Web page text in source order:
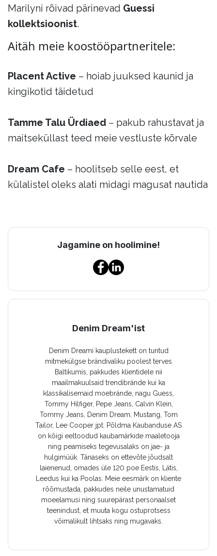
Marilyni rõivad pärinevad Guessi
kollektsioonist.
Aitäh meie koostööpartneritele:
Placent Active – hoiab juuksed kaunid ja
kingikotid täidetud
Tamme Talu Ürdiaed – pakub rahustavat ja
maitseküllast teed meie vestluste kõrvale
Dream Cafe – hoolitseb selle eest, et
külalistel oleks alati midagi magusat nautida
Jagamine on hoolimine!
Denim Dream'ist
Denim Dreami kauplustekett on tuntud
mitmekülgse brändivaliku poolest terves
Baltikumis, pakkudes klientidele nii
maailmakuulsaid trendibrände kui ka
klassikalisemaid moebrände, nagu Guess,
Tommy Hilfiger, Pepe Jeans, Calvin Klein,
Tommy Jeans, Denim Dream, Mustang, Tom
Tailor, Lee Cooper jpt. Põldma Kaubanduse AS
on kõigi eeltoodud kaubamärkide maaletooja
ning peamiseks tegevusalaks on jae- ja
hulgimüük. Tänaseks on ettevõte jõudsalt
laienenud, omades üle 120 poe Eestis, Lätis,
Leedus kui ka Poolas. Meie eesmärk on kliente
rõõmustada, pakkudes neile unustamatuid
moeelamusi ning suurepärast personaalset
teenindust, et muuta kogu ostuprotsess
võimalikult lihtsaks ning mugavaks.